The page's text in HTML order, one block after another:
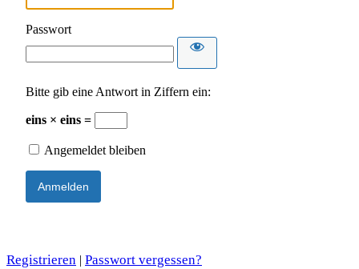
Passwort
Bitte gib eine Antwort in Ziffern ein:
eins × eins =
Angemeldet bleiben
Registrieren | Passwort vergessen?